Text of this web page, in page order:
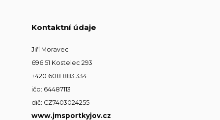
Kontaktní údaje
Jiří Moravec
696 51 Kostelec 293
+420 608 883 334
ičo: 64487113
dič: CZ7403024255
www.jmsportkyjov.cz